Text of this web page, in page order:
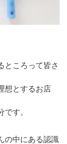
ところって皆さ
想とするお店
す。
の中にある認識